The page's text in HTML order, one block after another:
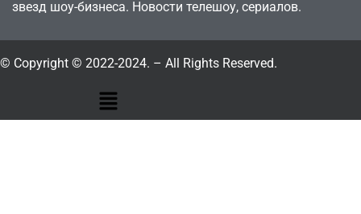
звезд шоу-бизнеса. Новости телешоу, сериалов.
© Copyright © 2022-2024. – All Rights Reserved.